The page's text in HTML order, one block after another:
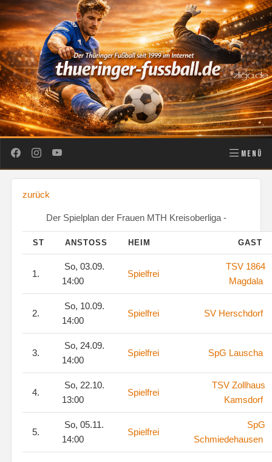
MENÜ
zurück
Der Spielplan der Frauen MTH Kreisoberliga -
ST ANSTOSS HEIM GAST
1.
So, 03.09.
14:00
Spielfrei
TSV 1864
Magdala
2.
So, 10.09.
14:00
Spielfrei SV Herschdorf
3.
So, 24.09.
14:00
Spielfrei SpG Lauscha
4.
So, 22.10.
13:00
Spielfrei
TSV Zollhaus
Kamsdorf
5.
So, 05.11.
14:00
Spielfrei
SpG
Schmiedehausen